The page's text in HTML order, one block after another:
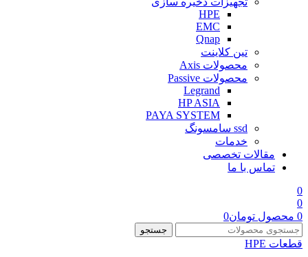
HPE
EMC
Qnap
تین کلاینت
محصولات Axis
محصولات Passive
Legrand
HP ASIA
PAYA SYSTEM
ssd سامسونگ
خدمات
مقالات تخصصی
تماس با ما
0
0
0 محصول تومان0
جستجو
قطعات HPE